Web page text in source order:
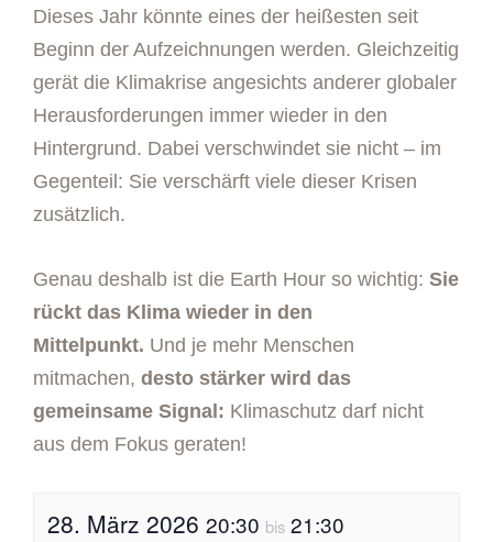
Dieses Jahr könnte eines der heißesten seit
Beginn der Aufzeichnungen werden. Gleichzeitig
gerät die Klimakrise angesichts anderer globaler
Herausforderungen immer wieder in den
Hintergrund. Dabei verschwindet sie nicht – im
Gegenteil: Sie verschärft viele dieser Krisen
zusätzlich.
Genau deshalb ist die Earth Hour so wichtig: Sie
rückt das Klima wieder in den
Mittelpunkt. Und je mehr Menschen
mitmachen, desto stärker wird das
gemeinsame Signal: Klimaschutz darf nicht
aus dem Fokus geraten!
28. März 2026 20:30 bis 21:30